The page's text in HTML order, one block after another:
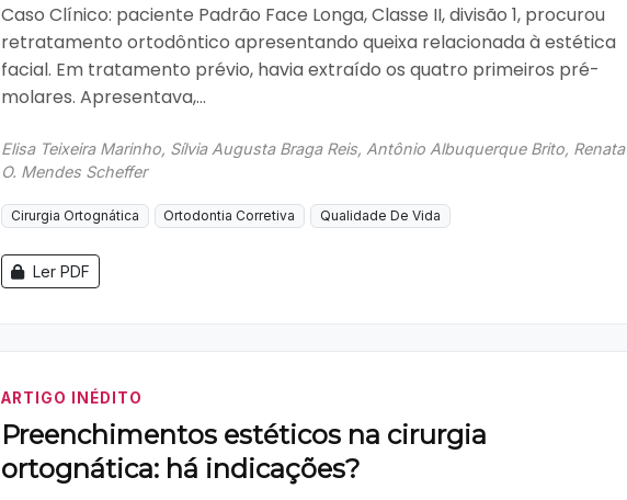
Caso Clínico: paciente Padrão Face Longa, Classe II, divisão 1, procurou
retratamento ortodôntico apresentando queixa relacionada à estética
facial. Em tratamento prévio, havia extraído os quatro primeiros pré-
molares. Apresentava,...
Elisa Teixeira Marinho, Sílvia Augusta Braga Reis, Antônio Albuquerque Brito, Renata
O. Mendes Scheffer
Cirurgia Ortognática Ortodontia Corretiva Qualidade De Vida
Ler PDF
ARTIGO INÉDITO
Preenchimentos estéticos na cirurgia
ortognática: há indicações?